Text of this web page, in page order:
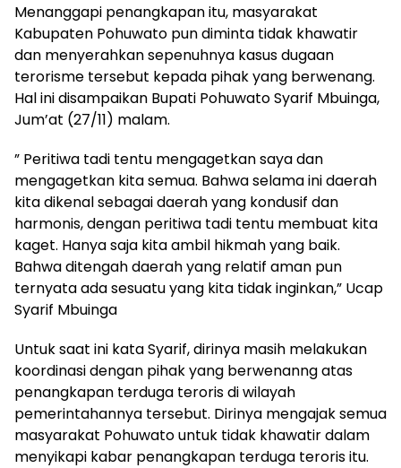
Menanggapi penangkapan itu, masyarakat
Kabupaten Pohuwato pun diminta tidak khawatir
dan menyerahkan sepenuhnya kasus dugaan
terorisme tersebut kepada pihak yang berwenang.
Hal ini disampaikan Bupati Pohuwato Syarif Mbuinga,
Jum’at (27/11) malam.
” Peritiwa tadi tentu mengagetkan saya dan
mengagetkan kita semua. Bahwa selama ini daerah
kita dikenal sebagai daerah yang kondusif dan
harmonis, dengan peritiwa tadi tentu membuat kita
kaget. Hanya saja kita ambil hikmah yang baik.
Bahwa ditengah daerah yang relatif aman pun
ternyata ada sesuatu yang kita tidak inginkan,” Ucap
Syarif Mbuinga
Untuk saat ini kata Syarif, dirinya masih melakukan
koordinasi dengan pihak yang berwenanng atas
penangkapan terduga teroris di wilayah
pemerintahannya tersebut. Dirinya mengajak semua
masyarakat Pohuwato untuk tidak khawatir dalam
menyikapi kabar penangkapan terduga teroris itu.